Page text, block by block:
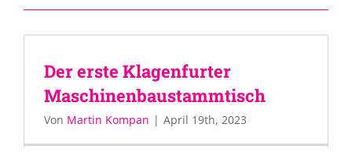
Der erste Klagenfurter
Maschinenbaustammtisch
Von Martin Kompan | April 19th, 2023